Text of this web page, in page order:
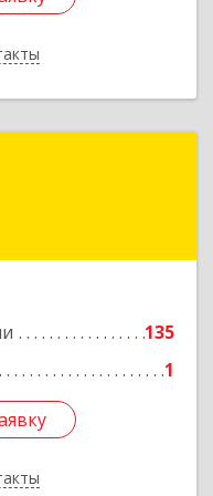
135
1
Первомайская ул.,